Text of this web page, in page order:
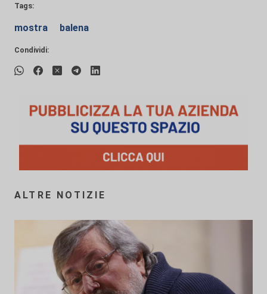
Tags:
mostra balena
Condividi:
ALTRE NOTIZIE